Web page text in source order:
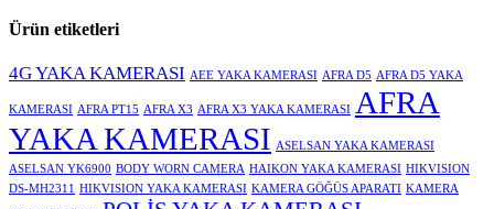
Ürün etiketleri
4G YAKA KAMERASI AEE YAKA KAMERASI AFRA D5 AFRA D5 YAKA
KAMERASI AFRA PT15 AFRA X3 AFRA X3 YAKA KAMERASI AFRA
YAKA KAMERASI ASELSAN YAKA KAMERASI
ASELSAN YK6900 BODY WORN CAMERA HAIKON YAKA KAMERASI HIKVISION
DS-MH2311
HIKVISION YAKA KAMERASI KAMERA GÖĞÜS APARATI KAMERA